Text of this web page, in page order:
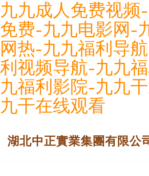
九九成人免费视频
免费-九九电影网-
网热-九九福利导
利视频导航-九九
九福利影院-九九
九干在线观看
湖北中正實業集團有限公